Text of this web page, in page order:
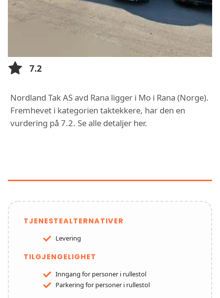
7.2
Nordland Tak AS avd Rana ligger i Mo i Rana (Norge).
Fremhevet i kategorien taktekkere, har den en
vurdering på 7.2. Se alle detaljer her.
TJENESTEALTERNATIVER
Levering
TILGJENGELIGHET
Inngang for personer i rullestol
Parkering for personer i rullestol